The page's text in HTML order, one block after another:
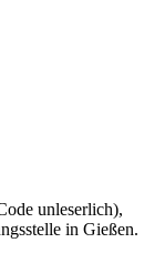
unleserlich),
in Gießen.